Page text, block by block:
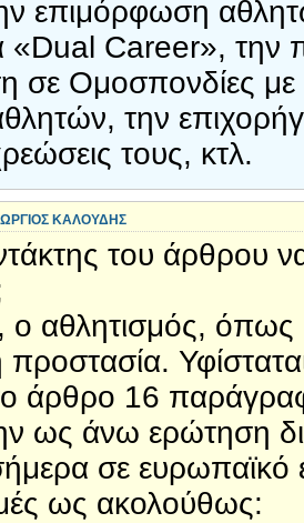
επιμόρφωση
«Dual Career»,
σε Ομοσπονδίες με
την
τους, κτλ.
ΚΑΛΟΥΔΗΣ
του άρθρου
αθλητισμός, όπως
προστασία.
άρθρο 16
ως άνω ερώτηση
σε ευρωπαϊκό
ως ακολούθως: